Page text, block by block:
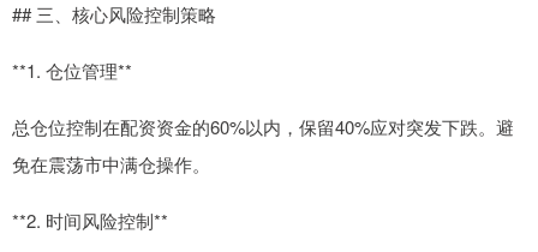
## 三、核心风险控制策略
**1. 仓位管理**
总仓位控制在配资资金的60%以内，保留40%应对突发下跌。避
免在震荡市中满仓操作。
**2. 时间风险控制**